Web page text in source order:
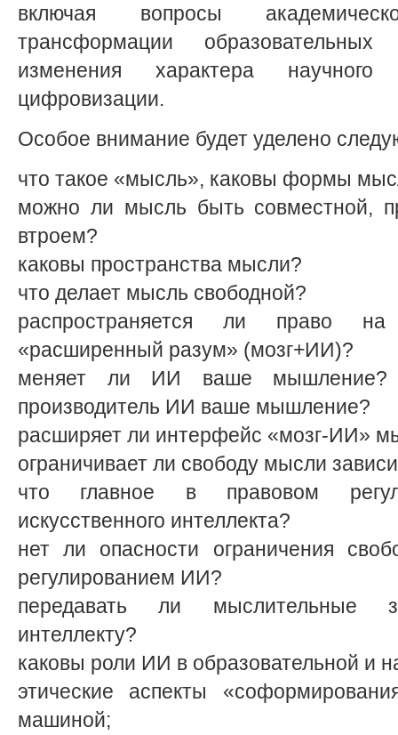
включая вопросы
трансформации
изменения характера
цифровизации.
Особое внимание будет уделено
что такое «мысль», каковы формы
можно ли мысль быть совместной,
втроем?
каковы пространства мысли?
что делает мысль свободной?
распространяется ли право
«расширенный разум» (мозг+ИИ)?
меняет ли ИИ ваше мышление?
производитель ИИ ваше мышление?
расширяет ли интерфейс «мозг-ИИ»
ограничивает ли свободу мысли
что главное в правовом
искусственного интеллекта?
нет ли опасности ограничения
регулированием ИИ?
передавать ли мыслительные
интеллекту?
каковы роли ИИ в образовательной и
этические аспекты
машиной;